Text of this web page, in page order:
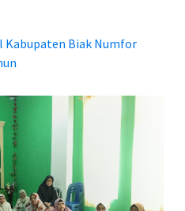
Kabupaten Biak Numfor